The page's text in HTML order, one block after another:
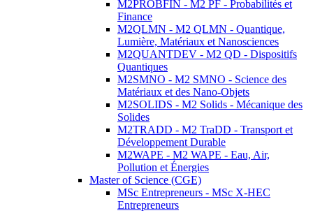
M2PROBFIN - M2 PF - Probabilités et
Finance
M2QLMN - M2 QLMN - Quantique,
Lumière, Matériaux et Nanosciences
M2QUANTDEV - M2 QD - Dispositifs
Quantiques
M2SMNO - M2 SMNO - Science des
Matériaux et des Nano-Objets
M2SOLIDS - M2 Solids - Mécanique des
Solides
M2TRADD - M2 TraDD - Transport et
Développement Durable
M2WAPE - M2 WAPE - Eau, Air,
Pollution et Énergies
Master of Science (CGE)
MSc Entrepreneurs - MSc X-HEC
Entrepreneurs